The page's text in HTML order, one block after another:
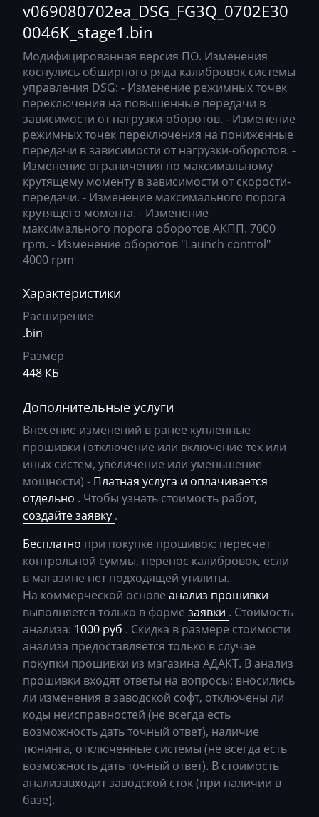
Atlas
Audi
Ausa
AVR
BAIC
Bajaj
Basak
Bauer
BAW
Belgee
Bentley
BMW
BobCat
Brilliance
Buhler
BYD
Cadillac
Camc
Case
Caterpillar
CFMoto
Challenger
Changan
Changhe
Chevrolet
Chrysler
Citroen
Bosch EDC17C46
Bosch EDC17C54
Bosch EDC17C64
Bosch EDC17C74
Bosch EDC17CP04
Bosch EDC17CP14
Bosch EDC17CP20
Bosch EDC17CP24
Bosch EDC17CP44
Bosch EDC17CP54
Bosch EDC17CP74
Bosch EDC17U01
Bosch M3.8.x (M5.9.2)
Bosch MD1CP004
BOSCH MD1CS004
Bosch ME(D)7.1.x
Bosch ME(D)7.5.x
Bosch ME17.5.6
Bosch MED(C)17.1-17.5.21
Bosch MED17.1.27
Bosch MED17.1.61(62)
Bosch MED17.5.2
Bosch MED17.5.25
Bosch MED17.5.26
Bosch MED9.1.x
Bosch MED9.5.x
BOSCH MG1CA811
Bosch MG1CS001
Delphi DCM3.7
0696N0102ea_getriebe_DSG_CF6N_02E300043R
0696O0202ea_getriebe_DSG_nA6O
0696R9702ea_getriebe_DSG_ZG6R
0697A0102ea_getriebe_DSG_OL7A
0697K0102ea_getriebe_DSG_nA7K
0697M0102ea_getriebe_DSG_CF7M
0698J1802ea_getriebe_DSG_mF8J
0698L0302ea_getriebe_DSG_cQ8L_02E300050C
0698w0302ec_getriebe_DSG_cT8w F27SR1
0699A0102ea_getriebe_DSG_RD9A
069C91702ec_getriebe_DSG_ghC9 F31S
069D61902ec_getriebe_DSG_chD6 F31S
069K61002ec_getriebe_DSG_cPK6 F35S
069K80802ec_getriebe_DSG_OhK8 F35S
069K81002ec_getriebe_DSG_OWK8 F35S
069K81602ec_getriebe_DSG_EWK8 F35S
069M42202ec_getriebe_DSG_cTM4 F35S
0D9300014S_5201_iJYF_F52M
0D9300043_5202-20241010-
195522_0D9300043_5202
0D9300043_52020D9300043_5202_iJYP
140hp_v069091102ea_DSG_SO5E_02E300042H
140hp_v0698S0102ea_DSG_nA8S_02E300050M
247hp_v069080702ea_DSG_FG3Q_0702E300046
K
247hp_v0697P0502ea_DSG_HG7P_02E300011CC
v0697B0202ea_getriebe_DSG_cQ7B
v069D10202ec_getriebe_DSG_cKD1_F31S
v069D22302ec_getriebe_DSG_OcD2 F31S
v069080702ea_DSG_FG3Q_0702E30
0046K_stage1.bin
Модифицированная версия ПО. Изменения
коснулись обширного ряда калибровок системы
управления DSG: - Изменение режимных точек
переключения на повышенные передачи в
зависимости от нагрузки-оборотов. - Изменение
режимных точек переключения на пониженные
передачи в зависимости от нагрузки-оборотов. -
Изменение ограничения по максимальному
крутящему моменту в зависимости от скорости-
передачи. - Изменение максимального порога
крутящего момента. - Изменение
максимального порога оборотов АКПП. 7000
rpm. - Изменение оборотов "Launch control"
4000 rpm
Характеристики
Расширение
.bin
Размер
448 КБ
Дополнительные услуги
Внесение изменений в ранее купленные
прошивки (отключение или включение тех или
иных систем, увеличение или уменьшение
мощности) - Платная услуга и оплачивается
отдельно . Чтобы узнать стоимость работ,
создайте заявку .
Бесплатно при покупке прошивок: пересчет
контрольной суммы, перенос калибровок, если
в магазине нет подходящей утилиты.
На коммерческой основе анализ прошивки
выполняется только в форме заявки . Стоимость
анализа: 1000 руб . Скидка в размере стоимости
анализа предоставляется только в случае
покупки прошивки из магазина АДАКТ. В анализ
прошивки входят ответы на вопросы: вносились
ли изменения в заводской софт, отключены ли
коды неисправностей (не всегда есть
возможность дать точный ответ), наличие
тюнинга, отключенные системы (не всегда есть
возможность дать точный ответ). В стоимость
анализавходит заводской сток (при наличии в
базе).